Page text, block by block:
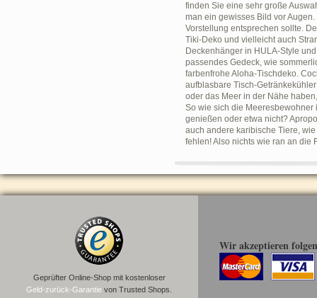
finden Sie eine sehr große
man ein gewisses Bild vor
Vorstellung entsprechen sollte.
Tiki-Deko und vielleicht auch
Deckenhänger in HULA-Style
passendes Gedeck, wie
farbenfrohe Aloha-Tischdeko.
aufblasbare Tisch-
oder das Meer in der Nähe
So wie sich die Meeresbewohner
genießen oder etwa nicht?
auch andere karibische Tiere,
fehlen! Also nichts wie ran an die
Geprüfter Online-Shop mit kostenloser
Geld-zurück-Garantie von Trusted Shops.
Wir akzeptieren